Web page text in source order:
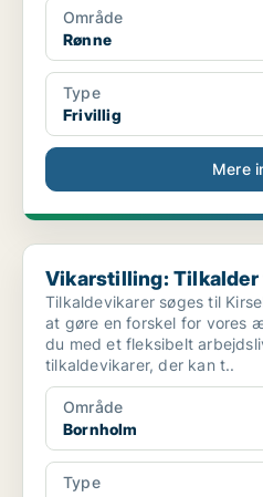
Område
Rønne
Type
Frivillig
Mere
Vikarstilling: Tilkalder vikar på
Vikarstilling: Tilkalder
Tilkaldevikarer søges til
at gøre en forskel for vores
du med et fleksibelt
tilkaldevikarer, der kan t..
Område
Bornholm
Type